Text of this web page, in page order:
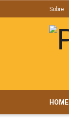
Sobre
HOME